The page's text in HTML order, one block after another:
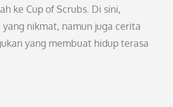
ke Cup of Scrubs. Di sini,
nikmat, namun juga cerita
yang membuat hidup terasa